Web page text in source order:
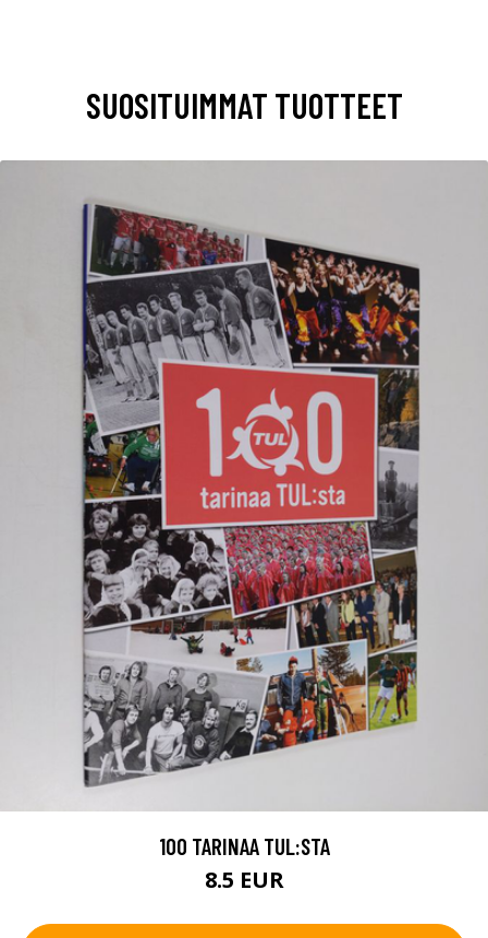
SUOSITUIMMAT TUOTTEET
100 TARINAA TUL:STA
8.5 EUR